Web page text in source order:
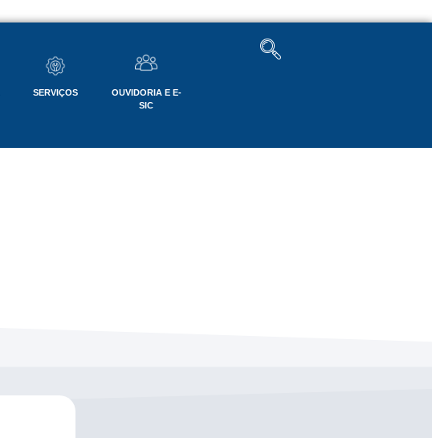
SERVIÇOS
OUVIDORIA E E-
SIC